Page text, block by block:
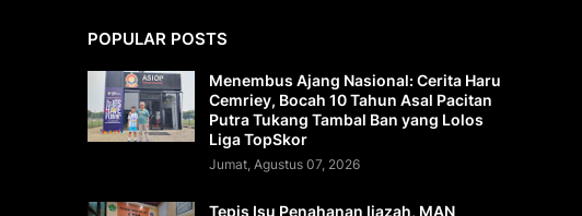
POPULAR POSTS
Menembus Ajang Nasional: Cerita Haru
Cemriey, Bocah 10 Tahun Asal Pacitan
Putra Tukang Tambal Ban yang Lolos
Liga TopSkor
Jumat, Agustus 07, 2026
Tepis Isu Penahanan Ijazah, MAN